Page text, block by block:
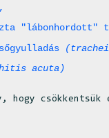
"lábonhordott"
acuta)
csökkentsük